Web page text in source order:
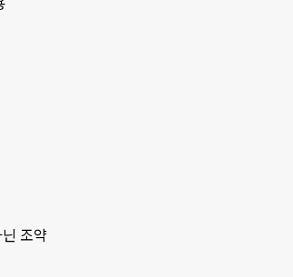
조약